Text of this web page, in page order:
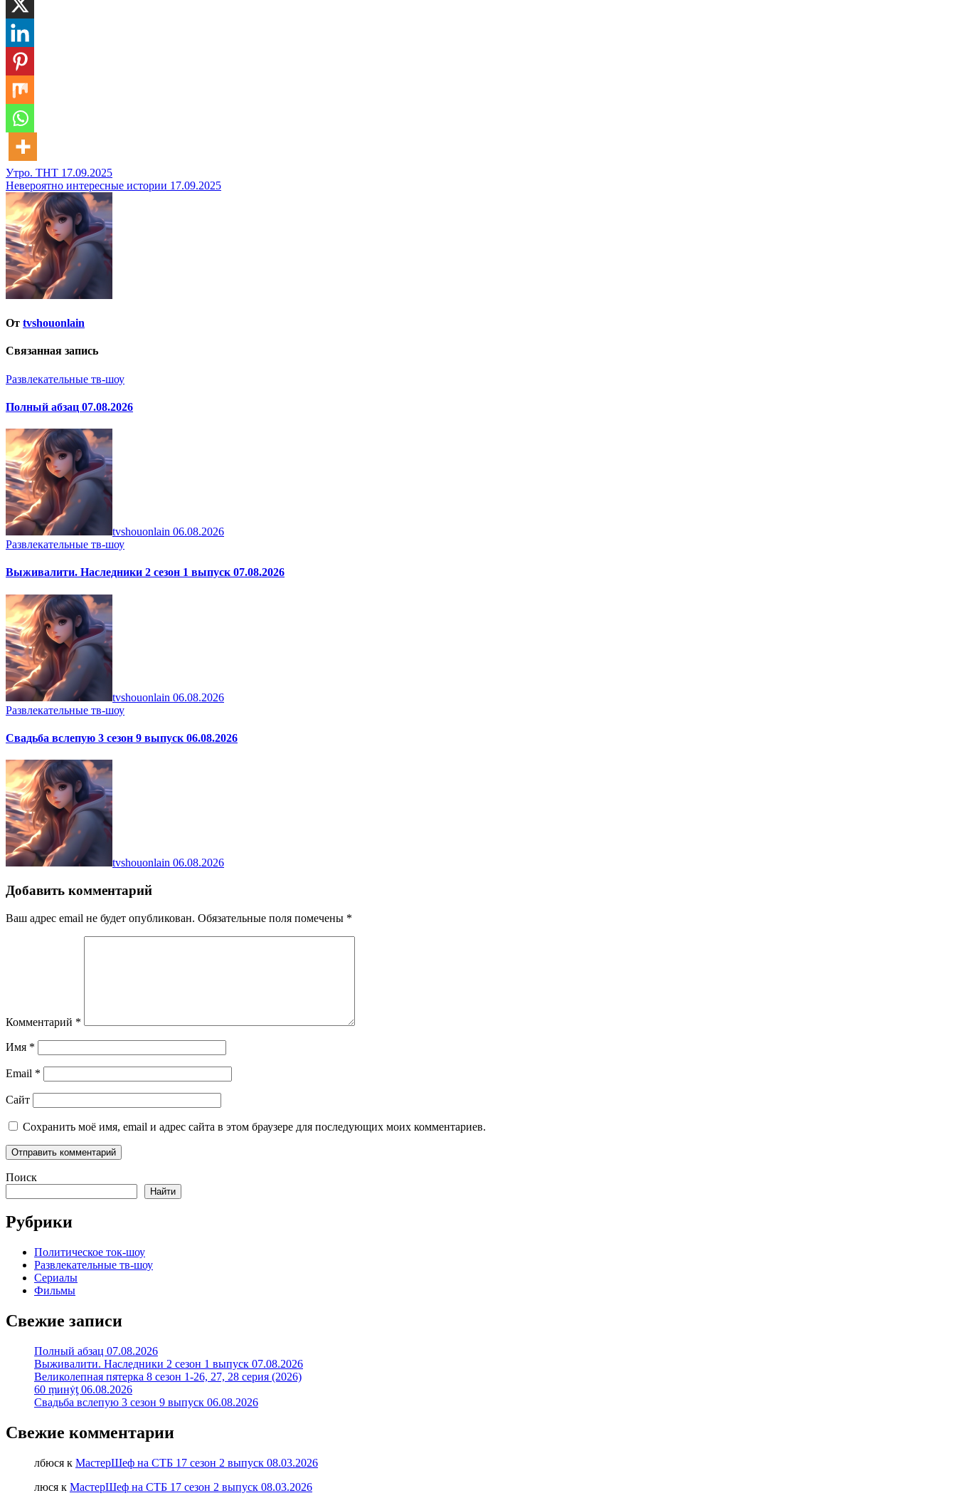
Навигация
по
записям
Утро. ТНТ 17.09.2025
Невероятно интересные истории 17.09.2025
От tvshouonlain
Связанная запись
Развлекательные тв-шоу
Полный абзац 07.08.2026
tvshouonlain 06.08.2026
Развлекательные тв-шоу
Выживалити. Наследники 2 сезон 1 выпуск 07.08.2026
tvshouonlain 06.08.2026
Развлекательные тв-шоу
Свадьба вслепую 3 сезон 9 выпуск 06.08.2026
tvshouonlain 06.08.2026
Добавить комментарий
Ваш адрес email не будет опубликован. Обязательные поля помечены *
Комментарий *
Имя *
Email *
Сайт
Сохранить моё имя, email и адрес сайта в этом браузере для последующих моих комментариев.
Поиск
Найти
Рубрики
Политическое ток-шоу
Развлекательные тв-шоу
Сериалы
Фильмы
Свежие записи
Полный абзац 07.08.2026
Выживалити. Наследники 2 сезон 1 выпуск 07.08.2026
Великолепная пятерка 8 сезон 1-26, 27, 28 серия (2026)
60 ṃинẏƫ 06.08.2026
Свадьба вслепую 3 сезон 9 выпуск 06.08.2026
Свежие комментарии
лбюся к МастерШеф на СТБ 17 сезон 2 выпуск 08.03.2026
люся к МастерШеф на СТБ 17 сезон 2 выпуск 08.03.2026